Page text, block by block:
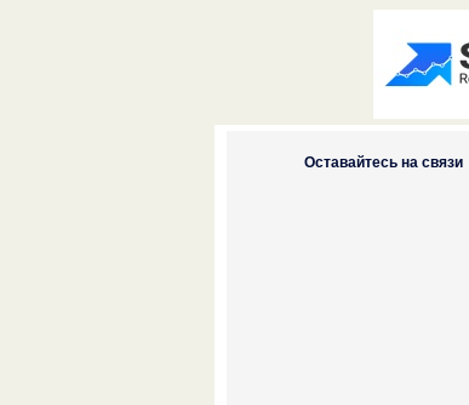
Оставайтесь на связи